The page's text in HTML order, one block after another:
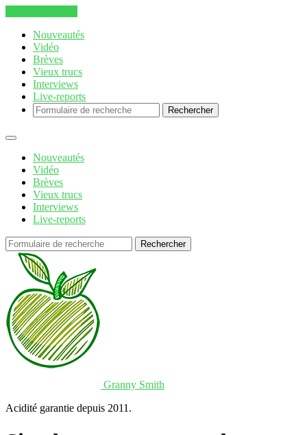
Nouveautés
Vidéo
Brèves
Vieux trucs
Interviews
Live-reports
Rechercher
Nouveautés
Vidéo
Brèves
Vieux trucs
Interviews
Live-reports
Rechercher
Granny Smith
Acidité garantie depuis 2011.